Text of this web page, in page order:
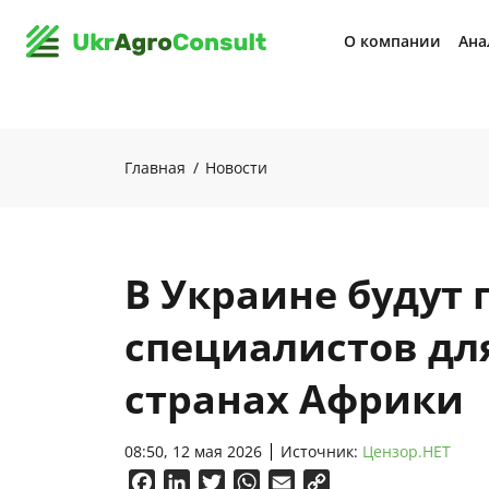
О компании
Главная Новости
В Украине будут
специалистов
странах Африки
08:50, 12 мая 2026 Источник: Цензор.НЕТ
FacebookLinkedInTwitterWhatsApp
Email